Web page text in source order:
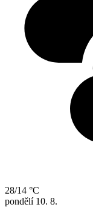
28/14 °C
pondělí 10. 8.